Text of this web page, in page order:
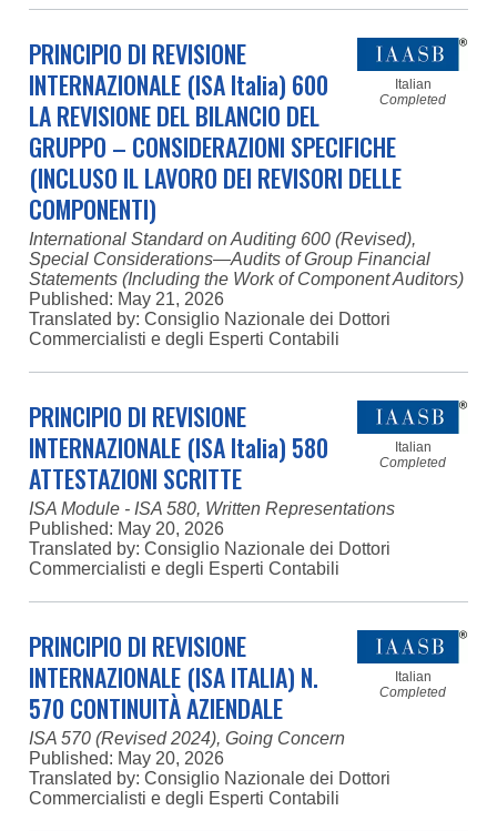
Italian
Completed
PRINCIPIO DI REVISIONE
INTERNAZIONALE (ISA Italia) 600
LA REVISIONE DEL BILANCIO DEL
GRUPPO – CONSIDERAZIONI SPECIFICHE
(INCLUSO IL LAVORO DEI REVISORI DELLE
COMPONENTI)
International Standard on Auditing 600 (Revised),
Special Considerations—Audits of Group Financial
Statements (Including the Work of Component Auditors)
Published: May 21, 2026
Translated by: Consiglio Nazionale dei Dottori
Commercialisti e degli Esperti Contabili
Italian
Completed
PRINCIPIO DI REVISIONE
INTERNAZIONALE (ISA Italia) 580
ATTESTAZIONI SCRITTE
ISA Module - ISA 580, Written Representations
Published: May 20, 2026
Translated by: Consiglio Nazionale dei Dottori
Commercialisti e degli Esperti Contabili
Italian
Completed
PRINCIPIO DI REVISIONE
INTERNAZIONALE (ISA ITALIA) N.
570 CONTINUITÀ AZIENDALE
ISA 570 (Revised 2024), Going Concern
Published: May 20, 2026
Translated by: Consiglio Nazionale dei Dottori
Commercialisti e degli Esperti Contabili